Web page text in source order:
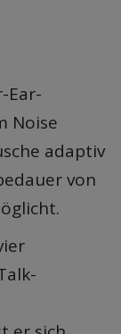
Ear-
Noise
adaptiv
von